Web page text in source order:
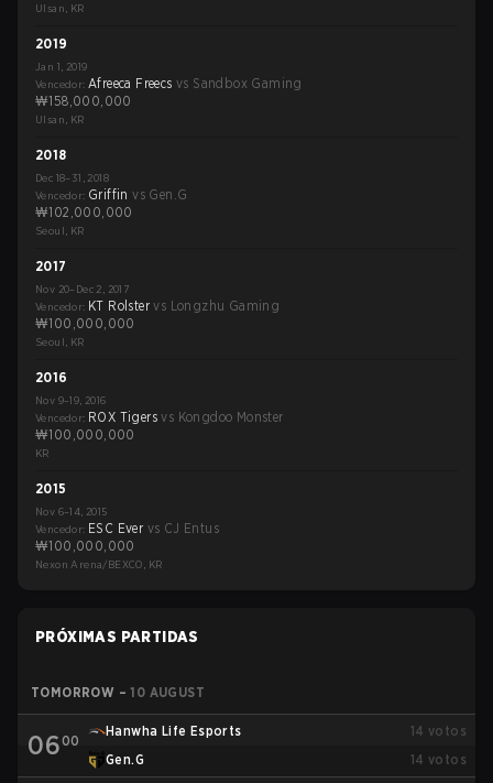
Ulsan, KR
2019
Jan 1, 2019
Vencedor: Afreeca Freecs vs Sandbox Gaming
₩158,000,000
Ulsan, KR
2018
Dec 18–31, 2018
Vencedor: Griffin vs Gen.G
₩102,000,000
Seoul, KR
2017
Nov 20–Dec 2, 2017
Vencedor: KT Rolster vs Longzhu Gaming
₩100,000,000
Seoul, KR
2016
Nov 9–19, 2016
Vencedor: ROX Tigers vs Kongdoo Monster
₩100,000,000
KR
2015
Nov 6–14, 2015
Vencedor: ESC Ever vs CJ Entus
₩100,000,000
Nexon Arena/BEXCO, KR
PRÓXIMAS PARTIDAS
TOMORROW – 10 AUGUST
0600
Hanwha Life Esports 14 votos
Gen.G
14 votos